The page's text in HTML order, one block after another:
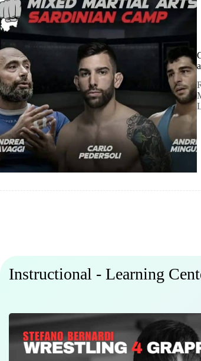
Instructional - Learning